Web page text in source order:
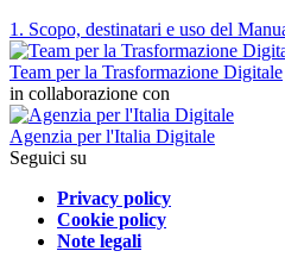
1. Scopo, destinatari e uso del
Team per la Trasformazione Digitale
in collaborazione con
Agenzia per l'Italia Digitale
Seguici su
Privacy policy
Cookie policy
Note legali